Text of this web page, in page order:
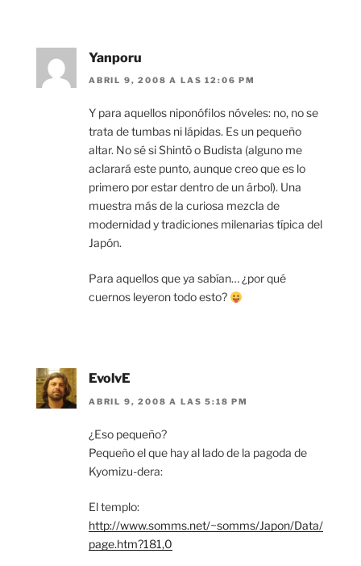
Yanporu
ABRIL 9, 2008 A LAS 12:06 PM
Y para aquellos niponófilos nóveles: no, no se
trata de tumbas ni lápidas. Es un pequeño
altar. No sé si Shintō o Budista (alguno me
aclarará este punto, aunque creo que es lo
primero por estar dentro de un árbol). Una
muestra más de la curiosa mezcla de
modernidad y tradiciones milenarias típica del
Japón.
Para aquellos que ya sabían… ¿por qué
cuernos leyeron todo esto?
EvolvE
ABRIL 9, 2008 A LAS 5:18 PM
¿Eso pequeño?
Pequeño el que hay al lado de la pagoda de
Kyomizu-dera:
El templo:
http://www.somms.net/~somms/Japon/Data/
page.htm?181,0